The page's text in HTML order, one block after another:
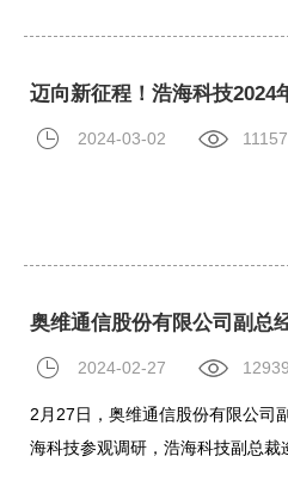
迈向新征程！浩海科技2024
2024-03-02 11157
2024-02-27 12939
2月27日，奥维通信股份有限公司
海科技参观调研，浩海科技副总裁